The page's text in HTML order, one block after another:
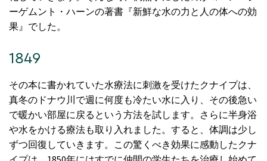
ーゲムント・ハーンの著書『新鮮な水の力と人の体への効
果』でした。
1849
その本に書かれていた水療法に刺激を受けたクナイプは、
真冬のドナウ川で週に何度も冷たい水に入り、その後急い
で暖かい部屋に戻るという方法を試します。さらに半身浴
や水をかける療法も取り入れました。すると、体調は少し
ずつ回復していきます。この驚くべき効果に感動したクナ